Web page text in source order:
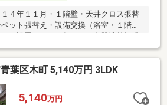
１４年１１月・１階壁・天井クロス張替
ット張替え・設備交換（浴室・１階ト
交換（洗面台・２階トイレ）・外壁・
・内壁パルク壁塗装（東側・西側外壁
ワホームの注文住宅〇敷地面積１７
坪）〇間取り・５ＬＤＫ〇大型クロー
１帖あり〇周辺は閑静な住宅地です
葉区木町 5,140万円 3LDK
5,140万円